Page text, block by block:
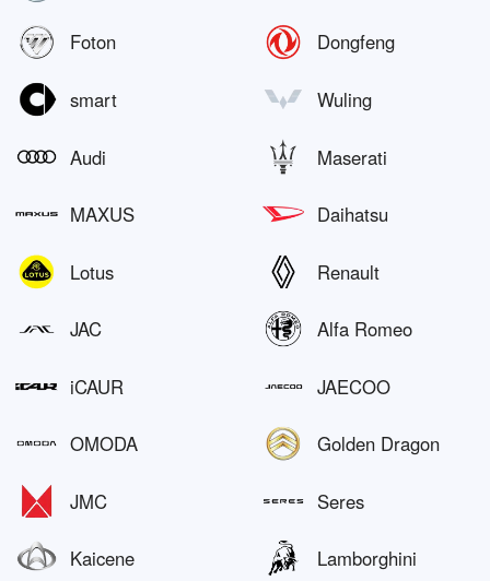
Foton Dongfeng
smart Wuling
Audi Maserati
MAXUS Daihatsu
Lotus Renault
JAC Alfa Romeo
iCAUR JAECOO
OMODA Golden Dragon
JMC Seres
Kaicene Lamborghini